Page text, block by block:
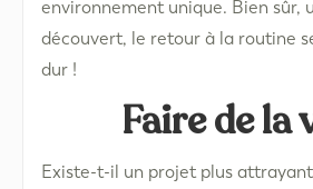
environnement unique. Bien sûr,
découvert, le retour à la routine
dur !
Faire de la
Existe-t-il un projet plus